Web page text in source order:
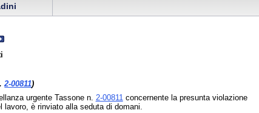
2-00811)
urgente Tassone n. 2-00811 concernente la presunta violazione
è rinviato alla seduta di domani.